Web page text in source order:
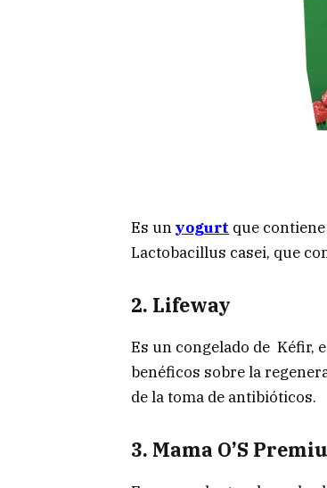
Es unyogurt que
Lactobacillus casei, que
2. Lifeway
Es un congelado de Kéfir,
benéficos sobre la
de la toma de antibióticos.
3. Mama O’S